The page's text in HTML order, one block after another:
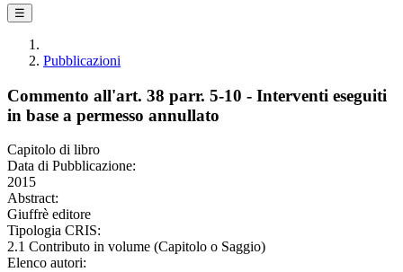
☰
Pubblicazioni
Commento all'art. 38 parr. 5-10 - Interventi eseguiti
in base a permesso annullato
Capitolo di libro
Data di Pubblicazione:
2015
Abstract:
Giuffrè editore
Tipologia CRIS:
2.1 Contributo in volume (Capitolo o Saggio)
Elenco autori: